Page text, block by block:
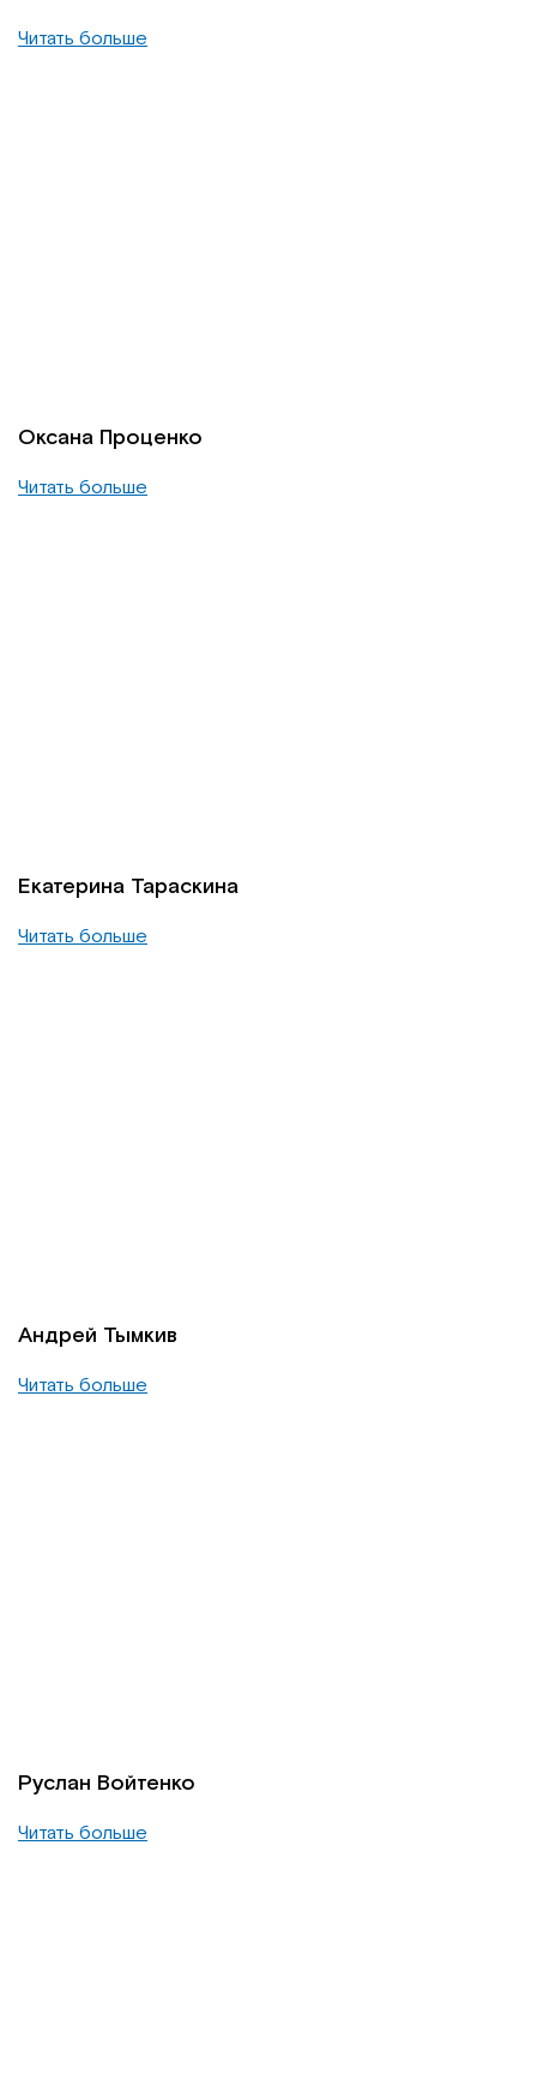
Читать больше
Оксана Проценко
Читать больше
Екатерина Тараскина
Читать больше
Андрей Тымкив
Читать больше
Руслан Войтенко
Читать больше